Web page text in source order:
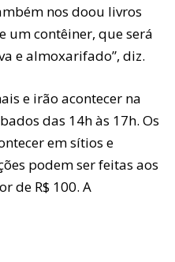
nos doou livros
um contêiner, que será
e almoxarifado”, diz.
e irão acontecer na
das 14h às 17h. Os
em sítios e
podem ser feitas aos
de R$ 100. A